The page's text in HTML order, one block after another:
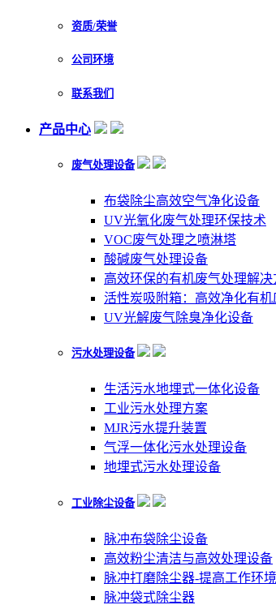
资质/荣誉
公司环境
联系我们
产品中心
废气处理设备
布袋除尘高效空气净化设备
UV光氧化废气处理环保技术
VOC废气处理之喷淋塔
酸碱废气处理设备
高效环保的有机废气处理解决
活性炭吸附箱：高效净化有机
UV光解废气除臭净化设备
污水处理设备
生活污水地埋式一体化设备
工业污水处理方案
MJR污水提升装置
气浮一体化污水处理设备
地埋式污水处理设备
工业除尘设备
脉冲布袋除尘设备
高效粉尘清洁与高效处理设备
脉冲打磨除尘器-提高工作环
脉冲袋式除尘器